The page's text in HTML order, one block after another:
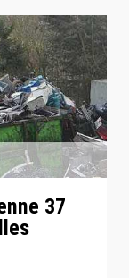
37